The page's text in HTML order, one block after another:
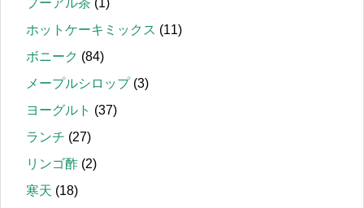
ホットケーキミックス (11)
ボニーク (84)
メープルシロップ(3)
ヨーグルト (37)
ランチ (27)
リンゴ酢 (2)
寒天 (18)